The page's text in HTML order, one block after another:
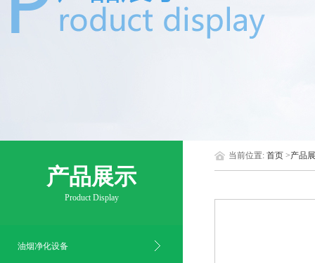
产品展示
Product Display
油烟净化设备
当前位置: 首页 >产品